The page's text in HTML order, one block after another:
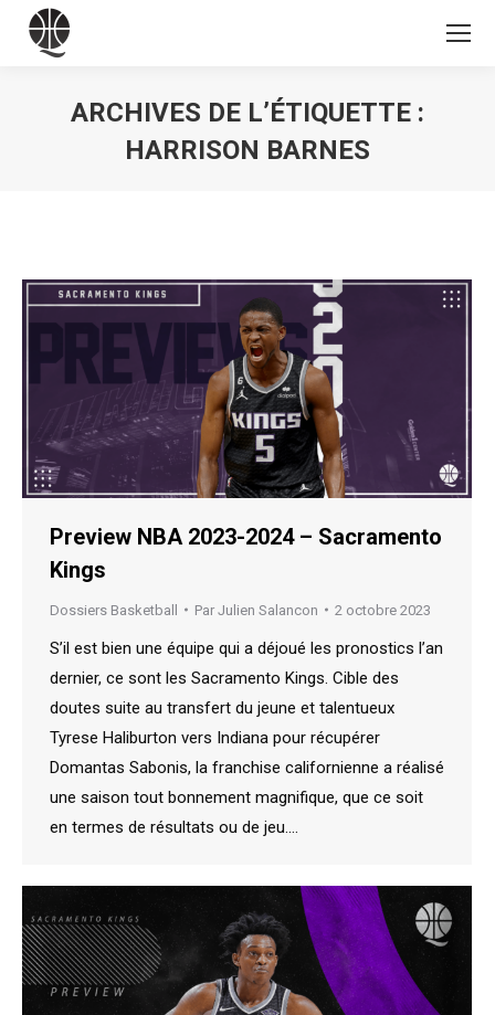
ARCHIVES DE L’ÉTIQUETTE :
HARRISON BARNES
Preview NBA 2023-2024 – Sacramento
Kings
Dossiers Basketball Par Julien Salancon 2 octobre 2023
S’il est bien une équipe qui a déjoué les pronostics l’an
dernier, ce sont les Sacramento Kings. Cible des
doutes suite au transfert du jeune et talentueux
Tyrese Haliburton vers Indiana pour récupérer
Domantas Sabonis, la franchise californienne a réalisé
une saison tout bonnement magnifique, que ce soit
en termes de résultats ou de jeu.…